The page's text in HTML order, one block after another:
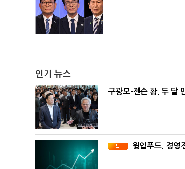
인기 뉴스
구광모-젠슨 황, 두 달
윙입푸드, 경영